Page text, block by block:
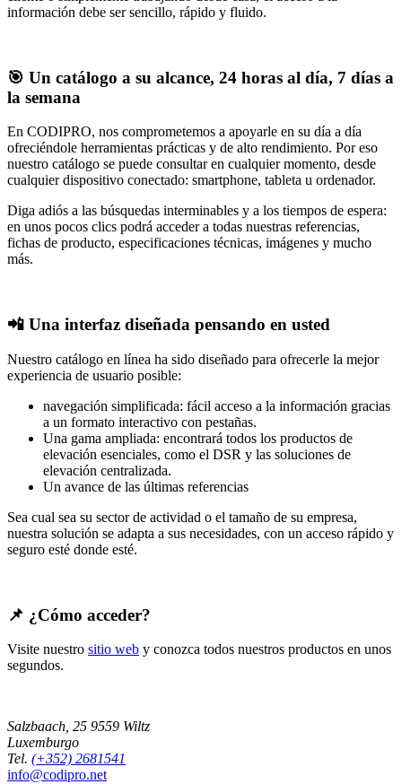
información debe ser sencillo, rápido y fluido.
🎯 Un catálogo a su alcance, 24 horas al día, 7 días a
la semana
En CODIPRO, nos comprometemos a apoyarle en su día a día
ofreciéndole herramientas prácticas y de alto rendimiento. Por eso
nuestro catálogo se puede consultar en cualquier momento, desde
cualquier dispositivo conectado: smartphone, tableta u ordenador.
Diga adiós a las búsquedas interminables y a los tiempos de espera:
en unos pocos clics podrá acceder a todas nuestras referencias,
fichas de producto, especificaciones técnicas, imágenes y mucho
más.
📲 Una interfaz diseñada pensando en usted
Nuestro catálogo en línea ha sido diseñado para ofrecerle la mejor
experiencia de usuario posible:
navegación simplificada: fácil acceso a la información gracias
a un formato interactivo con pestañas.
Una gama ampliada: encontrará todos los productos de
elevación esenciales, como el DSR y las soluciones de
elevación centralizada.
Un avance de las últimas referencias
Sea cual sea su sector de actividad o el tamaño de su empresa,
nuestra solución se adapta a sus necesidades, con un acceso rápido y
seguro esté donde esté.
📌 ¿Cómo acceder?
Visite nuestro sitio web y conozca todos nuestros productos en unos
segundos.
Salzbaach, 25 9559 Wiltz
Luxemburgo
Tel. (+352) 2681541
info@codipro.net